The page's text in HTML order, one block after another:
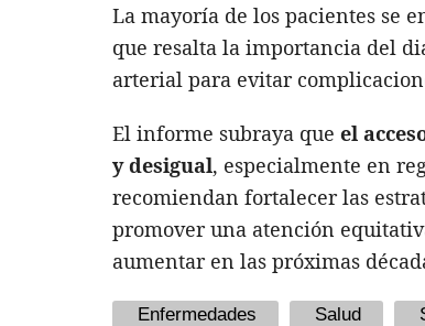
La mayoría de los pacientes se
que resalta la importancia del
arterial para evitar
El informe subraya que el
y desigual, especialmente en
recomiendan fortalecer las
promover una atención
aumentar en las próximas
Enfermedades Salud